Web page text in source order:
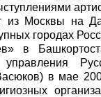
из Москвы на
городах
в
управления
в мае